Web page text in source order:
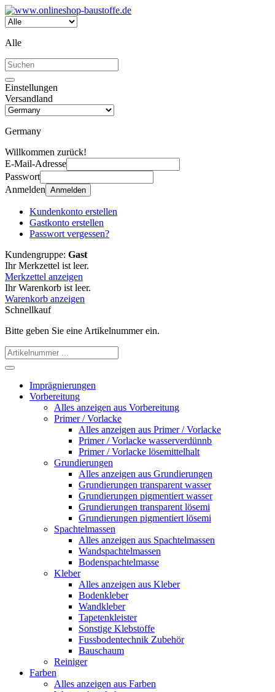
Alle
Einstellungen
Versandland
Germany
Willkommen zurück!
E-Mail-Adresse
Passwort
Anmelden Anmelden
Kundenkonto erstellen
Gastkonto erstellen
Passwort vergessen?
Kundengruppe: Gast
Ihr Merkzettel ist leer.
Merkzettel anzeigen
Ihr Warenkorb ist leer.
Warenkorb anzeigen
Schnellkauf
Bitte geben Sie eine Artikelnummer ein.
Imprägnierungen
Vorbereitung
Alles anzeigen aus Vorbereitung
Primer / Vorlacke
Alles anzeigen aus Primer / Vorlacke
Primer / Vorlacke wasserverdünnb
Primer / Vorlacke lösemittelhalt
Grundierungen
Alles anzeigen aus Grundierungen
Grundierungen transparent wasser
Grundierungen pigmentiert wasser
Grundierungen transparent lösemi
Grundierungen pigmentiert lösemi
Spachtelmassen
Alles anzeigen aus Spachtelmassen
Wandspachtelmassen
Bodenspachtelmasse
Kleber
Alles anzeigen aus Kleber
Bodenkleber
Wandkleber
Tapetenkleister
Sonstige Klebstoffe
Fussbodentechnik Zubehör
Bauschaum
Reiniger
Farben
Alles anzeigen aus Farben